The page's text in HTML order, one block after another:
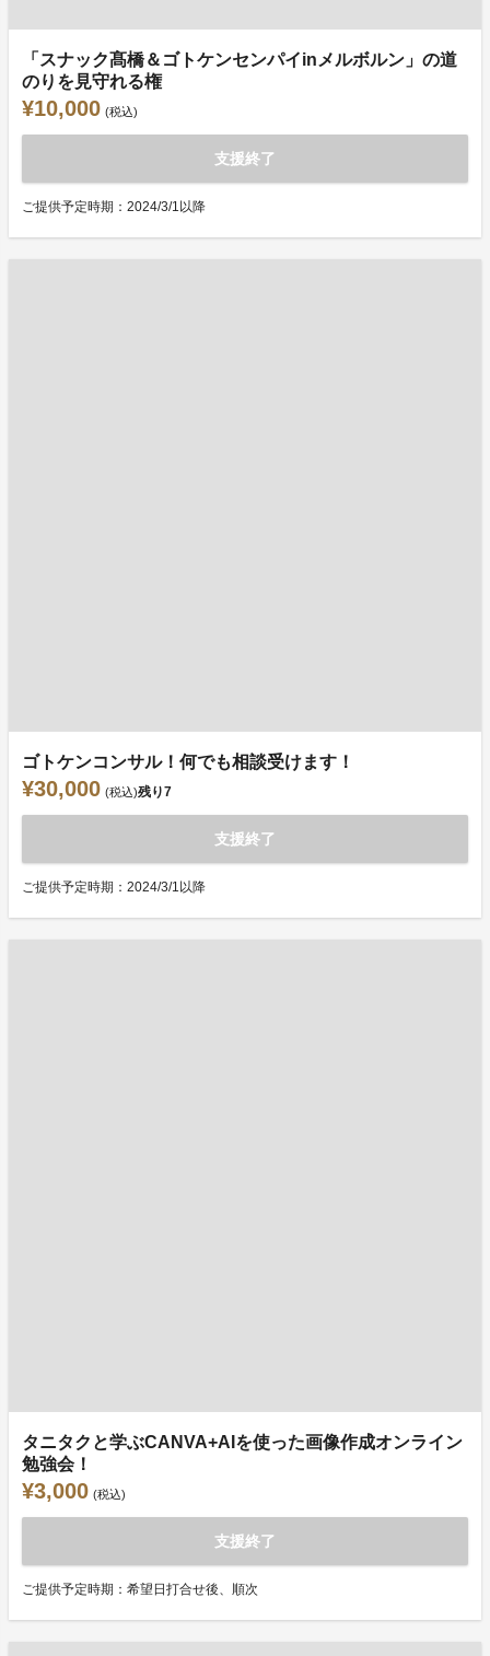
「スナック髙橋＆ゴトケンセンパイinメルボルン」の道
のりを見守れる権
¥10,000 (税込)
支援終了
ご提供予定時期：2024/3/1以降
ゴトケンコンサル！何でも相談受けます！
¥30,000 (税込)残り7
支援終了
ご提供予定時期：2024/3/1以降
タニタクと学ぶCANVA+AIを使った画像作成オンライン
勉強会！
¥3,000 (税込)
支援終了
ご提供予定時期：希望日打合せ後、順次